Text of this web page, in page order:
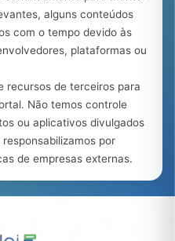
alguns conteúdos
com o tempo devido às
plataformas ou
recursos de terceiros para
Não temos controle
ou aplicativos divulgados
por
de empresas externas.